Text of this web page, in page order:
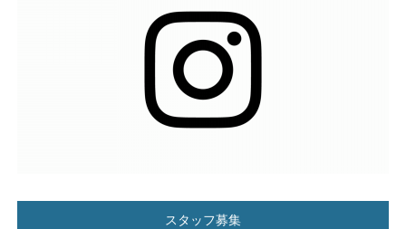
スタッフ募集